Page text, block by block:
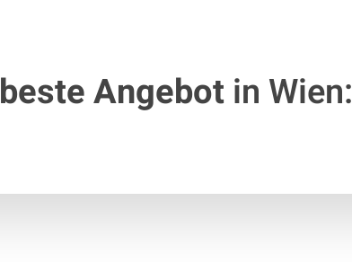
beste Angebotin Wien: